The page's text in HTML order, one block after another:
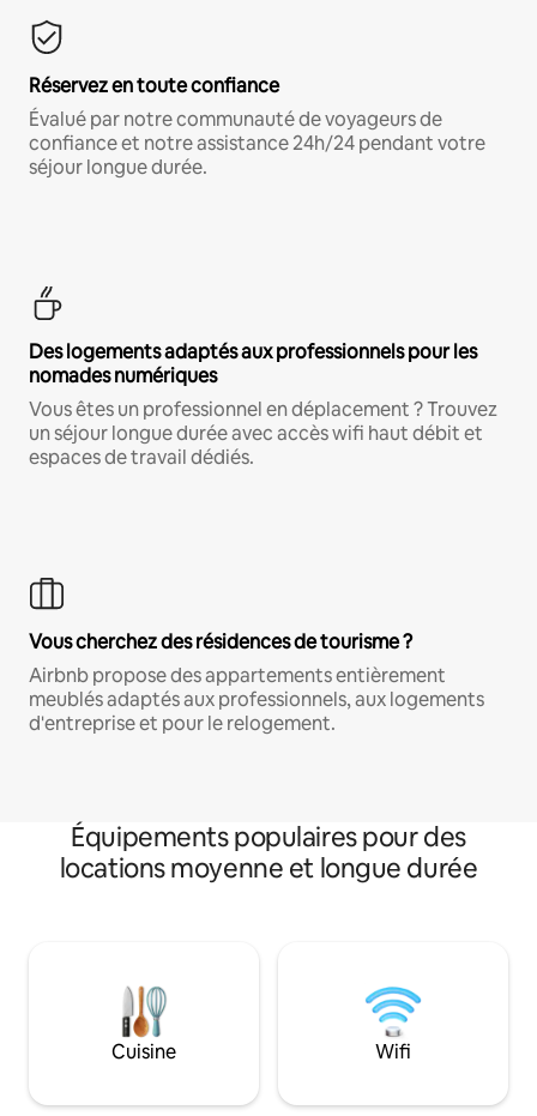
Réservez en toute confiance
Évalué par notre communauté de voyageurs de
confiance et notre assistance 24h/24 pendant votre
séjour longue durée.
Des logements adaptés aux professionnels pour les
nomades numériques
Vous êtes un professionnel en déplacement ? Trouvez
un séjour longue durée avec accès wifi haut débit et
espaces de travail dédiés.
Vous cherchez des résidences de tourisme ?
Airbnb propose des appartements entièrement
meublés adaptés aux professionnels, aux logements
d'entreprise et pour le relogement.
Équipements populaires pour des
locations moyenne et longue durée
Cuisine Wifi